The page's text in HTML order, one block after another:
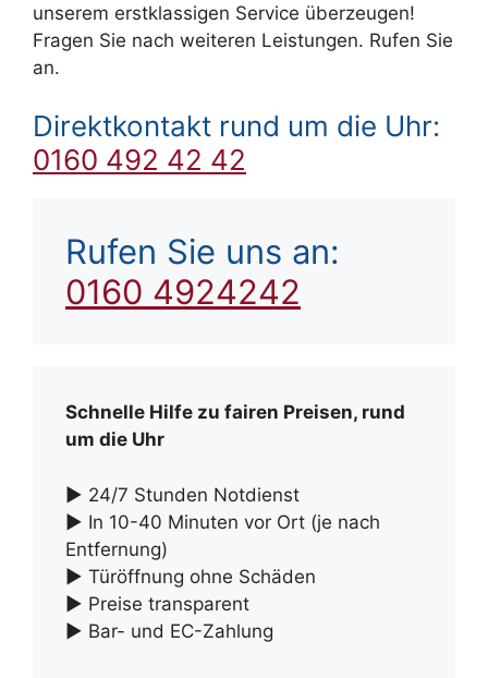
unserem erstklassigen Service überzeugen!
Fragen Sie nach weiteren Leistungen. Rufen Sie
an.
Direktkontakt rund um die Uhr:
0160 492 42 42
Rufen Sie uns an:
0160 4924242
Schnelle Hilfe zu fairen Preisen, rund
um die Uhr
► 24/7 Stunden Notdienst
► In 10-40 Minuten vor Ort (je nach
Entfernung)
► Türöffnung ohne Schäden
► Preise transparent
► Bar- und EC-Zahlung